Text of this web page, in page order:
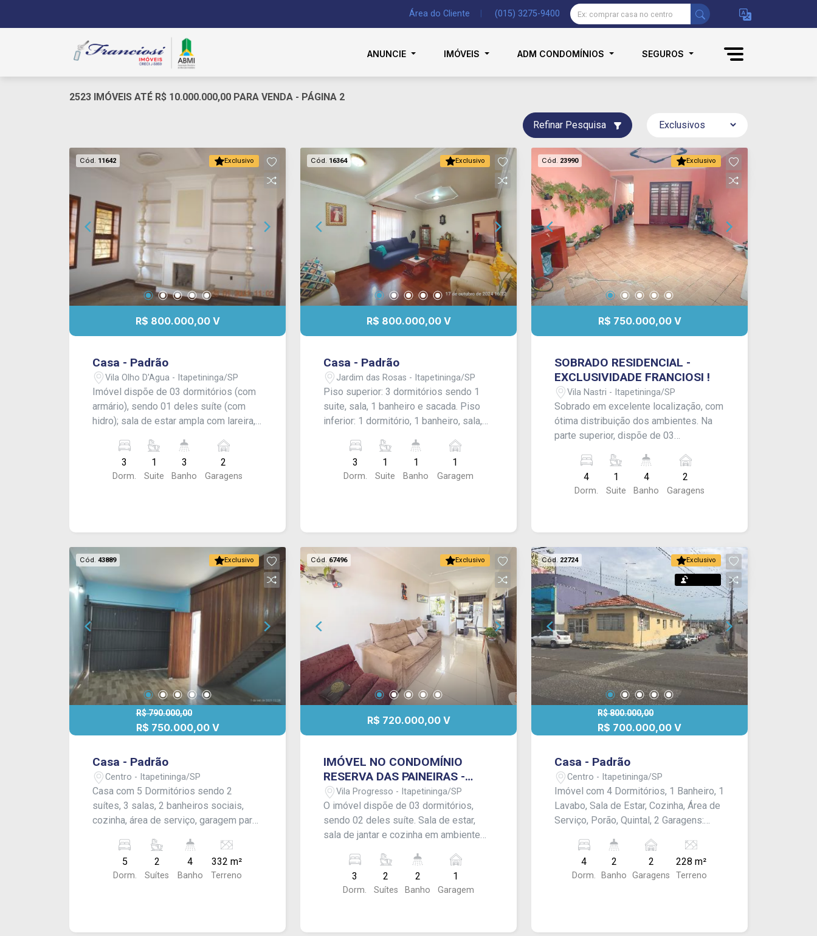
Área do Cliente (015) 3275-9400
ANUNCIE IMÓVEIS ADM CONDOMÍNIOS SEGUROS
2523 IMÓVEIS ATÉ R$ 10.000.000,00 PARA VENDA - PÁGINA 2
Refinar Pesquisa
Exclusivo
Cód. 11642
R$ 800.000,00 V
Casa - Padrão
Vila Olho D'Agua - Itapetininga/SP
Imóvel dispõe de 03 dormitórios (com
armário), sendo 01 deles suíte (com
hidro); sala de estar ampla com lareira,
banheiro social. Edícula aos fundos
com área de lazer com churrasqueira e
cômodo de apoio com banheiro; área de
banheiro azulejados. CONSULTE-NOS !
3
Dorm.
1
Suite
3
Banho
2
Garagens
Exclusivo
Cód. 16364
R$ 800.000,00 V
Casa - Padrão
Jardim das Rosas - Itapetininga/SP
Piso superior: 3 dormitórios sendo 1
suite, sala, 1 banheiro e sacada. Piso
inferior: 1 dormitório, 1 banheiro, sala,
churrasqueira e fornalha, área de
serviço, edicula com banheiro e
garagem coberta para 1 carro.
3
Dorm.
1
Suite
1
Banho
1
Garagem
Exclusivo
Cód. 23990
R$ 750.000,00 V
SOBRADO RESIDENCIAL -
EXCLUSIVIDADE FRANCIOSI !
Vila Nastri - Itapetininga/SP
Sobrado em excelente localização, com
ótima distribuição dos ambientes. Na
parte superior, dispõe de 03
estar, copa, cozinha e lavanderia. Na
parte inferior, conta com sala gourmet,
01 dormitório, banheiro, ponto de luz e
capacidade para 02 veículos.
Acabamento: piso frio, piso de madeira
e azulejo. EXCLUSIVIDADE FRANCIOSI.
CONSULTE - NOS!!
4
Dorm.
1
Suite
4
Banho
2
Garagens
Exclusivo
Cód. 43889
R$ 790.000,00
R$ 750.000,00 V
Casa - Padrão
Centro - Itapetininga/SP
Casa com 5 Dormitórios sendo 2
suítes, 3 salas, 2 banheiros sociais,
cozinha, área de serviço, garagem para
Acabamento: laje e piso frio.
5
Dorm.
2
Suítes
4
Banho
332 m²
Terreno
Exclusivo
Cód. 67496
R$ 720.000,00 V
IMÓVEL NO CONDOMÍNIO
RESERVA DAS PAINEIRAS -
EXCLUSIVIDADE FRANCIOSI !
Vila Progresso - Itapetininga/SP
O imóvel dispõe de 03 dormitórios,
sendo 02 deles suíte. Sala de estar,
sala de jantar e cozinha em ambiente
gourmet, área de serviço e quintal, além
de garagem para 01 carro. Imóvel
possui energia solar, área de luz e ar-
3
Dorm.
2
Suítes
2
Banho
1
Garagem
Exclusivo
Cód. 22724
R$ 800.000,00
R$ 700.000,00 V
Casa - Padrão
Centro - Itapetininga/SP
Imóvel com 4 Dormitórios, 1 Banheiro, 1
Lavabo, Sala de Estar, Cozinha, Área de
Serviço, Porão, Quintal, 2 Garagens:
4
Dorm.
2
Banho
2
Garagens
228 m²
Terreno